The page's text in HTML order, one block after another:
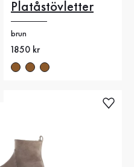
Platåstövletter
brun
Nytt pris
1850 kr